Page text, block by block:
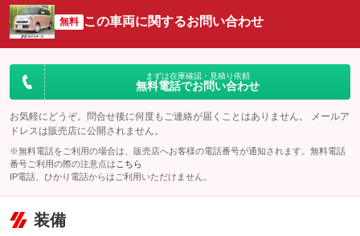
無料 この車両に関するお問い合わせ
まずは在庫確認・見積り依頼
無料電話でお問い合わせ
お気軽にどうぞ。問合せ後に何度もご連絡が届くことはありません。 メールア
ドレスは販売店に公開されません。
※無料電話をご利用の場合は、販売店へお客様の電話番号が通知されます。無料電話
番号ご利用の際の注意点は こちら
IP電話、ひかり電話からはご利用いただけません。
装備